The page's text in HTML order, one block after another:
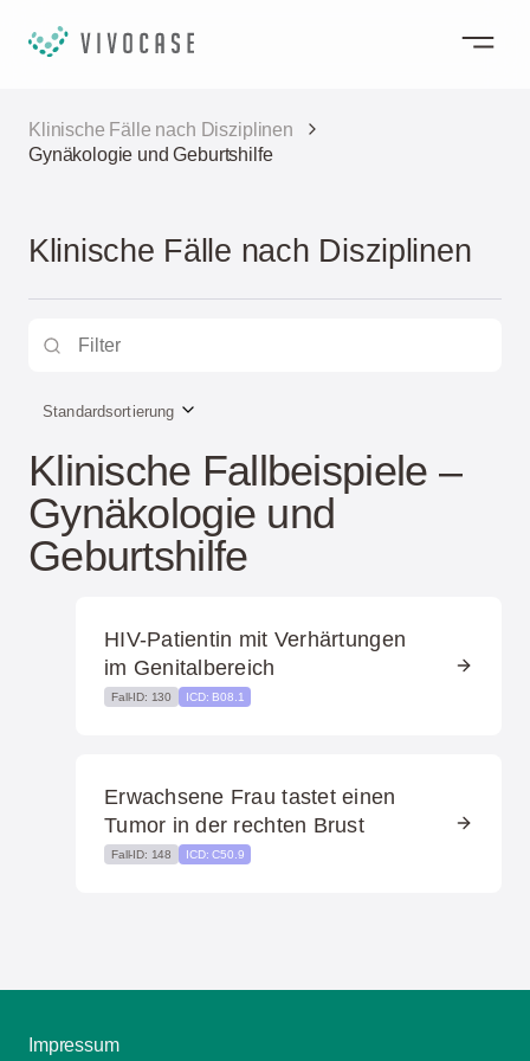
Klinische Fälle nach Disziplinen
Gynäkologie und Geburtshilfe
Klinische Fälle nach Disziplinen
Standardsortierung
Klinische Fallbeispiele –
Gynäkologie und
Geburtshilfe
HIV-Patientin mit Verhärtungen
im Genitalbereich
Fall-ID: 130 ICD: B08.1
Erwachsene Frau tastet einen
Tumor in der rechten Brust
Fall-ID: 148 ICD: C50.9
Impressum